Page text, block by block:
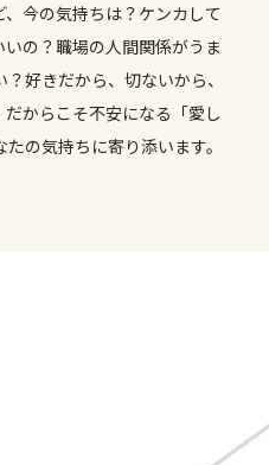
今の気持ちは？ケンカして
の？職場の人間関係がうま
好きだから、切ないから、
からこそ不安になる「愛し
の気持ちに寄り添います。